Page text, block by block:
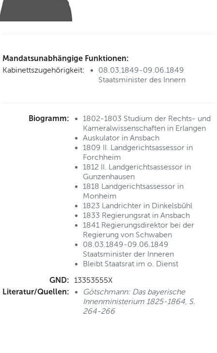
Mandatsunabhängige Funktionen:
Kabinettszugehörigkeit:
08.03.1849-09.06.1849
Staatsminister des Innern
Biogramm:
1802-1803 Studium der Rechts- und
Kameralwissenschaften in Erlangen
Auskulator in Ansbach
1809 II. Landgerichtsassessor in
Forchheim
1812 II. Landgerichtsassessor in
Gunzenhausen
1818 Landgerichtsassessor in
Monheim
1823 Landrichter in Dinkelsbühl
1833 Regierungsrat in Ansbach
1841 Regierungsdirektor bei der
Regierung von Schwaben
08.03.1849-09.06.1849
Staatsminister der Inneren
Bleibt Staatsrat im o. Dienst
GND: 13353555X
Literatur/Quellen:
Götschmann: Das bayerische
Innenministerium 1825-1864, S.
264-266